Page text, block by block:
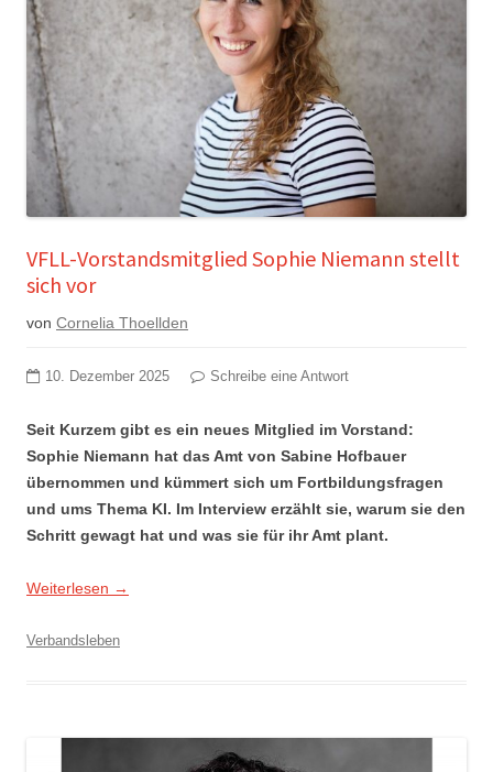
VFLL-Vorstandsmitglied Sophie Niemann stellt
sich vor
von Cornelia Thoellden
10. Dezember 2025 Schreibe eine Antwort
Seit Kurzem gibt es ein neues Mitglied im Vorstand:
Sophie Niemann hat das Amt von Sabine Hofbauer
übernommen und kümmert sich um Fortbildungsfragen
und ums Thema KI. Im Interview erzählt sie, warum sie den
Schritt gewagt hat und was sie für ihr Amt plant.
Weiterlesen →
Verbandsleben